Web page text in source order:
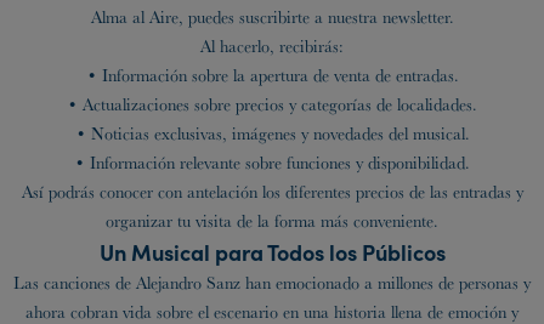
Alma al Aire, puedes suscribirte a nuestra newsletter.
Al hacerlo, recibirás:
• Información sobre la apertura de venta de entradas.
• Actualizaciones sobre precios y categorías de localidades.
• Noticias exclusivas, imágenes y novedades del musical.
• Información relevante sobre funciones y disponibilidad.
Así podrás conocer con antelación los diferentes precios de las entradas y
organizar tu visita de la forma más conveniente.
Un Musical para Todos los Públicos
Las canciones de Alejandro Sanz han emocionado a millones de personas y
ahora cobran vida sobre el escenario en una historia llena de emoción y